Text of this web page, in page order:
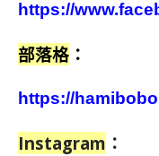
https://
部落格 ：
https://
Instagram ：